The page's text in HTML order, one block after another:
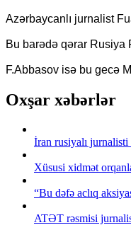
Azərbaycanlı jurnalist
Bu barədə qərar Rusiya
F.Abbasov isə bu gecə
Oxşar xəbərlər
İran rusiyalı jurnalisti
Xüsusi xidmət
“Bu dəfə aclıq
ATƏT rəsmisi